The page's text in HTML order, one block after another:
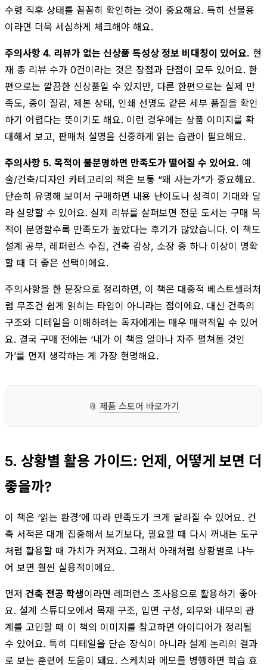
수령 직후 상태를 꼼꼼히 확인하는 것이 중요해요. 특히 선물용
이라면 더욱 세심하게 체크해야 해요.
주의사항 4. 리뷰가 없는 신상품 특성상 정보 비대칭이 있어요. 현
재 총 리뷰 수가 0건이라는 것은 장점과 단점이 모두 있어요. 한
편으로는 깔끔한 신상품일 수 있지만, 다른 한편으로는 실제 만
족도, 종이 질감, 제본 상태, 인쇄 선명도 같은 세부 품질을 확인
하기 어렵다는 뜻이기도 해요. 이런 경우에는 상품 이미지를 확
대해서 보고, 판매처 설명을 신중하게 읽는 습관이 필요해요.
주의사항 5. 목적이 불분명하면 만족도가 떨어질 수 있어요. 예
술/건축/디자인 카테고리의 책은 보통 “왜 사는가”가 중요해요.
단순히 유명해 보여서 구매하면 내용 난이도나 성격이 기대와 달
라 실망할 수 있어요. 실제 리뷰를 살펴보면 전문 도서는 구매 목
적이 분명할수록 만족도가 높았다는 후기가 많았습니다. 이 책도
설계 공부, 레퍼런스 수집, 건축 감상, 소장 중 하나 이상이 명확
할 때 더 좋은 선택이에요.
주의사항을 한 문장으로 정리하면, 이 책은 대중적 베스트셀러처
럼 무조건 쉽게 읽히는 타입이 아니라는 점이에요. 대신 건축의
구조와 디테일을 이해하려는 독자에게는 매우 매력적일 수 있어
요. 결국 구매 전에는 ‘내가 이 책을 얼마나 자주 펼쳐볼 것인
가’를 먼저 생각하는 게 가장 현명해요.
📎 제품 스토어 바로가기
5. 상황별 활용 가이드: 언제, 어떻게 보면 더
좋을까?
이 책은 ‘읽는 환경’에 따라 만족도가 크게 달라질 수 있어요. 건
축 서적은 대개 집중해서 보기보다, 필요할 때 다시 꺼내는 도구
처럼 활용할 때 가치가 커져요. 그래서 아래처럼 상황별로 나누
어 보면 훨씬 실용적이에요.
먼저 건축 전공 학생이라면 레퍼런스 조사용으로 활용하기 좋아
요. 설계 스튜디오에서 목재 구조, 입면 구성, 외부와 내부의 관
계를 고민할 때 이 책의 이미지를 참고하면 아이디어가 정리될
수 있어요. 특히 디테일을 단순 장식이 아니라 설계 논리의 결과
로 보는 훈련에 도움이 돼요. 스케치와 메모를 병행하면 학습 효